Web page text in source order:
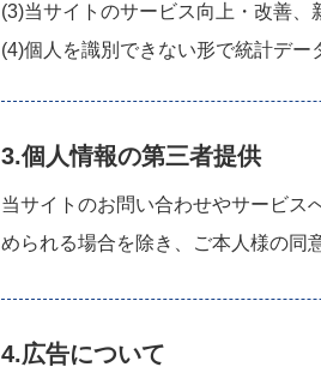
(3)当サイトのサービス向上・改善、
(4)個人を識別できない形で統計デ
3.個人情報の第三者提供
当サイトのお問い合わせやサービス
められる場合を除き、ご本人様の同
4.広告について